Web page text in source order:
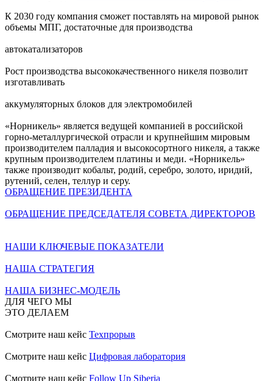
К 2030 году компания сможет поставлять на мировой рынок
объемы МПГ, достаточные для производства
автокатализаторов
Рост производства высококачественного никеля позволит
изготавливать
аккумуляторных блоков для электромобилей
«Норникель» является ведущей компанией в российской
горно-металлургической отрасли и крупнейшим мировым
производителем палладия и высокосортного никеля, а также
крупным производителем платины и меди. «Норникель»
также производит кобальт, родий, серебро, золото, иридий,
рутений, селен, теллур и серу.
ОБРАЩЕНИЕ ПРЕЗИДЕНТА
ОБРАЩЕНИЕ ПРЕДСЕДАТЕЛЯ СОВЕТА ДИРЕКТОРОВ
НАШИ КЛЮЧЕВЫЕ ПОКАЗАТЕЛИ
НАША СТРАТЕГИЯ
НАША БИЗНЕС-МОДЕЛЬ
ДЛЯ ЧЕГО МЫ
ЭТО ДЕЛАЕМ
Смотрите наш кейс Техпрорыв
Смотрите наш кейс Цифровая лаборатория
Смотрите наш кейс Follow Up Siberia